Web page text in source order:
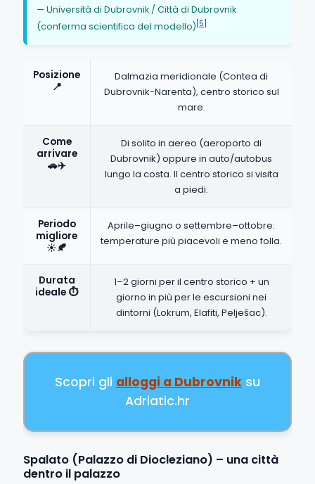
— Università di Dubrovnik / Città di Dubrovnik
(conferma scientifica del modello) [5]
Posizione
📍
Dalmazia meridionale (Contea di
Dubrovnik-Narenta), centro storico sul
mare.
Come
arrivare
🚗✈️
Di solito in aereo (aeroporto di
Dubrovnik) oppure in auto/autobus
lungo la costa. Il centro storico si visita
a piedi.
Periodo
migliore
☀️🍂
Aprile–giugno o settembre–ottobre:
temperature più piacevoli e meno folla.
Durata
ideale ⏱️
1–2 giorni per il centro storico + un
giorno in più per le escursioni nei
dintorni (Lokrum, Elafiti, Pelješac).
Scopri gli alloggi a Dubrovnik su
Adriatic.hr
Spalato (Palazzo di Diocleziano) – una città
dentro il palazzo